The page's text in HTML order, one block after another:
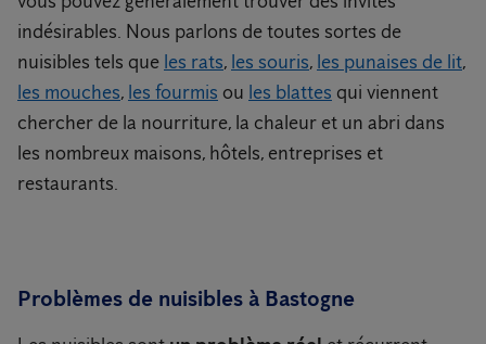
indésirables. Nous parlons de toutes sortes de
nuisibles tels que les rats, les souris, les punaises de lit,
les mouches, les fourmis ou les blattes qui viennent
chercher de la nourriture, la chaleur et un abri dans
les nombreux maisons, hôtels, entreprises et
restaurants.
Problèmes de nuisibles à Bastogne